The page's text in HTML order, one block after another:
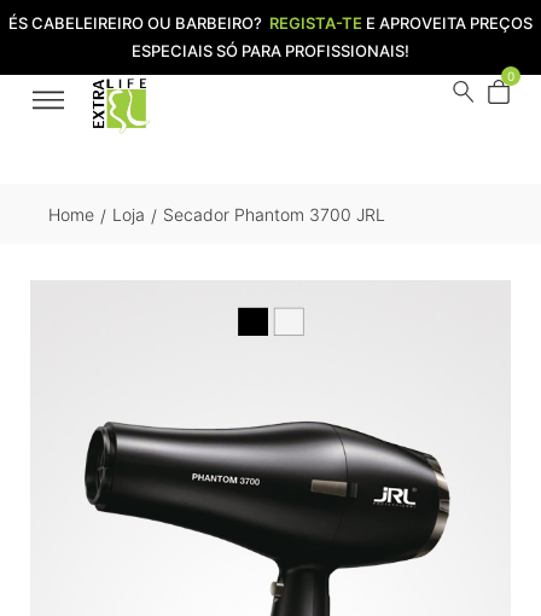
ÉS CABELEIREIRO OU BARBEIRO? REGISTA-TE E APROVEITA PREÇOS
ESPECIAIS SÓ PARA PROFISSIONAIS!
0
Home / Loja / Secador Phantom 3700 JRL